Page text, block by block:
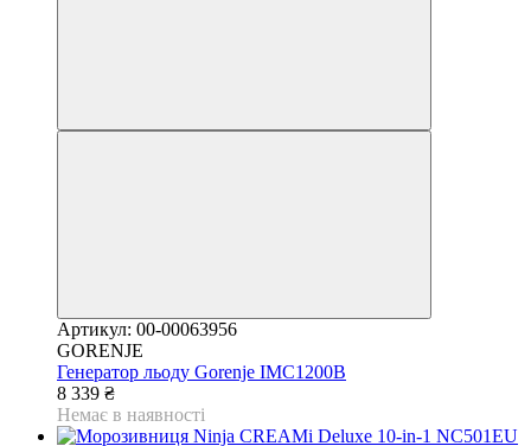
Артикул: 00-00063956
GORENJE
Генератор льоду Gorenje IMC1200B
8 339 ₴
Немає в наявності